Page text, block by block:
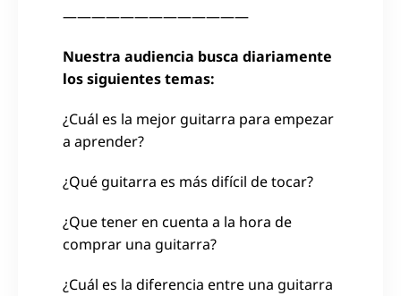
—————————————
Nuestra audiencia busca diariamente
los siguientes temas:
¿Cuál es la mejor guitarra para empezar
a aprender?
¿Qué guitarra es más difícil de tocar?
¿Que tener en cuenta a la hora de
comprar una guitarra?
¿Cuál es la diferencia entre una guitarra